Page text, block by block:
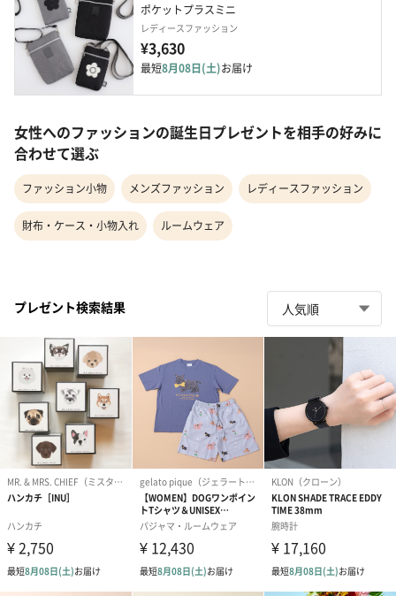
ポケットプラスミニ
レディースファッション
¥3,630
最短8月08日(土)お届け
女性へのファッションの誕生日プレゼントを相手の好みに
合わせて選ぶ
ファッション小物 メンズファッション レディースファッション
財布・ケース・小物入れ ルームウェア
プレゼント検索結果